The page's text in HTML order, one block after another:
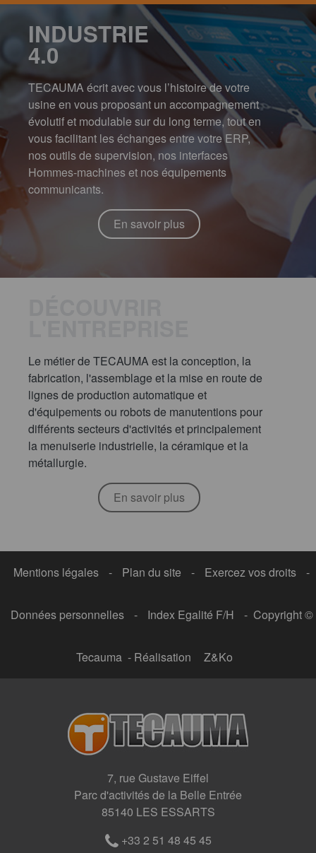
INDUSTRIE
4.0
TECAUMA écrit avec vous l’histoire de votre
usine en vous proposant un accompagnement
évolutif et modulable sur du long terme, tout en
vous facilitant les échanges entre votre ERP,
nos outils de supervision, nos interfaces
Hommes-machines et nos équipements
communicants.
En savoir plus
Le métier de TECAUMA est la conception, la
fabrication, l'assemblage et la mise en route de
lignes de production automatique et
d'équipements ou robots de manutentions pour
différents secteurs d'activités et principalement
la menuiserie industrielle, la céramique et la
métallurgie.
En savoir plus
Mentions légales - Plan du site - Exercez vos droits -
Données personnelles - Index Egalité F/H - Copyright ©
Tecauma - Réalisation Z&Ko
7, rue Gustave Eiffel
Parc d'activités de la Belle Entrée
85140 LES ESSARTS
+33 2 51 48 45 45